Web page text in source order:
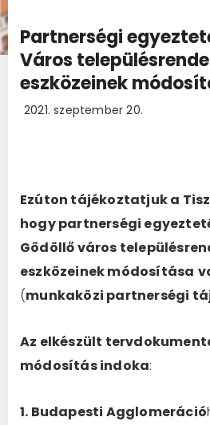
Partnerségi
Város
eszközeinek
2021. szeptember 20.
Ezúton tájékoztatjuk a
hogy partnerségi
Gödöllő város
eszközeinek módosítása
(munkaközi partnerségi
Az elkészült
módosítás indoka:
1. Budapesti Agglomeráció